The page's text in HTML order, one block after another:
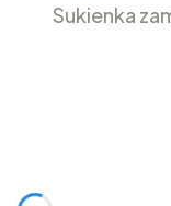
Sukienka